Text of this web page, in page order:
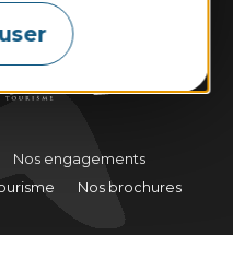
Nos engagements
Nos brochures